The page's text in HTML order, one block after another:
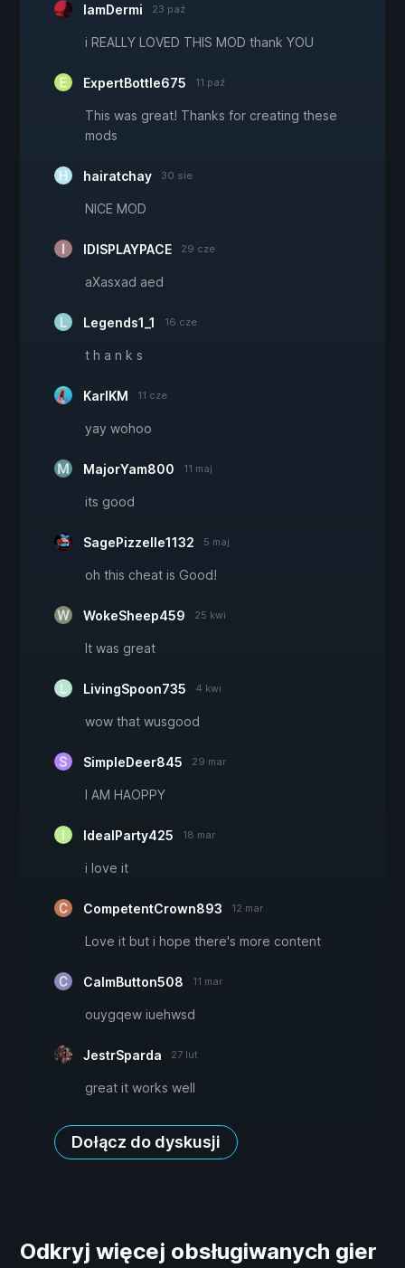
IamDermi 23 paź
i REALLY LOVED THIS MOD thank YOU
ExpertBottle675 11 paź
This was great! Thanks for creating these
mods
hairatchay 30 sie
NICE MOD
IDISPLAYPACE 29 cze
aXasxad aed
Legends1_1 16 cze
t h a n k s
KarlKM 11 cze
yay wohoo
MajorYam800 11 maj
its good
SagePizzelle1132 5 maj
oh this cheat is Good!
WokeSheep459 25 kwi
It was great
LivingSpoon735 4 kwi
wow that wusgood
SimpleDeer845 29 mar
I AM HAOPPY
IdealParty425 18 mar
i love it
CompetentCrown893 12 mar
Love it but i hope there's more content
CalmButton508 11 mar
ouygqew iuehwsd
JestrSparda 27 lut
great it works well
Dołącz do dyskusji
Odkryj więcej obsługiwanych gier